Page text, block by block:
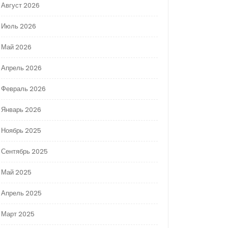
Август 2026
Июль 2026
Май 2026
Апрель 2026
Февраль 2026
Январь 2026
Ноябрь 2025
Сентябрь 2025
Май 2025
Апрель 2025
Март 2025